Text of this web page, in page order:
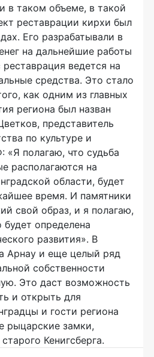
в таком объеме, в такой
реставрации кирхи был
Его разрабатывали в
на дальнейшие работы
ведется на
средства. Это стало
как одним из главных
региона был назван
представитель
по культуре и
«Я полагаю, что судьба
располагаются на
области, будет
время. И памятники
свой образ, и я полагаю,
будет определена
развития». В
Арнау и еще целый ряд
собственности
Это даст возможность
и открыть для
и гости региона
рыцарские замки,
Кенигсберга.